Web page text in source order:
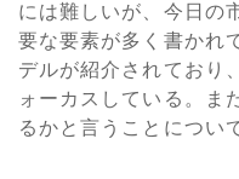
には難しいが、今日の
要な要素が多く書かれ
デルが紹介されており
ォーカスしている。ま
るかと言うことについ